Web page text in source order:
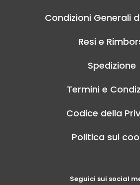
Condizioni Generali
Resi e
Spedizione
Termini e
Codice della
Politica sui
Seguici sui social